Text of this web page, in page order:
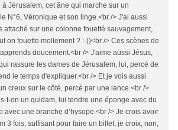
Jérusalem, cet âne qui marche sur un
N°6, Véronique et son linge.<br /> J'ai aussi
attaché sur une colonne fouetté sauvagement,
on fouette mollement ? :-))<br /> Ces scènes de
doucement.<br /> J'aime aussi Jésus,
rassure les dames de Jérusalem, lui, percé de
le temps d'expliquer.<br /> Et je vois aussi
creux sur le côté, percé par une lance.<br />
t-on un quidam, lui tendre une éponge avec du
avec une branche d’hysope.<br /> Je crois avoir
3 fois, suffisant pour faire un billet, je croix, non,